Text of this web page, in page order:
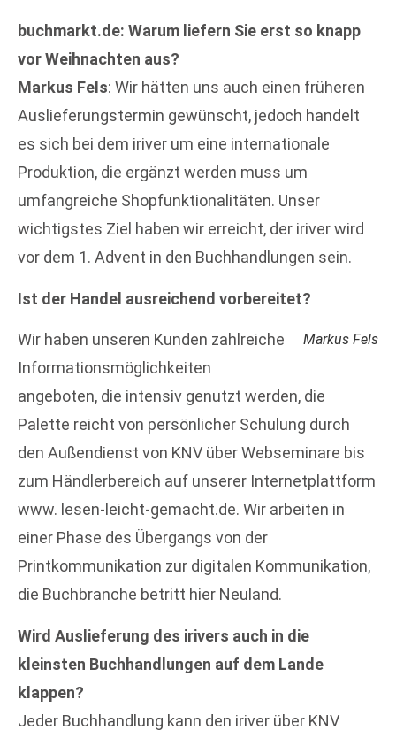
buchmarkt.de: Warum liefern Sie erst so knapp
vor Weihnachten aus?
Markus Fels: Wir hätten uns auch einen früheren
Auslieferungstermin gewünscht, jedoch handelt
es sich bei dem iriver um eine internationale
Produktion, die ergänzt werden muss um
umfangreiche Shopfunktionalitäten. Unser
wichtigstes Ziel haben wir erreicht, der iriver wird
vor dem 1. Advent in den Buchhandlungen sein.
Ist der Handel ausreichend vorbereitet?
Markus Fels
Wir haben unseren Kunden zahlreiche
Informationsmöglichkeiten
angeboten, die intensiv genutzt werden, die
Palette reicht von persönlicher Schulung durch
den Außendienst von KNV über Webseminare bis
zum Händlerbereich auf unserer Internetplattform
www. lesen-leicht-gemacht.de. Wir arbeiten in
einer Phase des Übergangs von der
Printkommunikation zur digitalen Kommunikation,
die Buchbranche betritt hier Neuland.
Wird Auslieferung des irivers auch in die
kleinsten Buchhandlungen auf dem Lande
klappen?
Jeder Buchhandlung kann den iriver über KNV